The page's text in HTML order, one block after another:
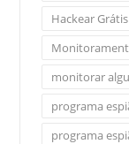
Hackear Grátis
monitorar
programa
programa